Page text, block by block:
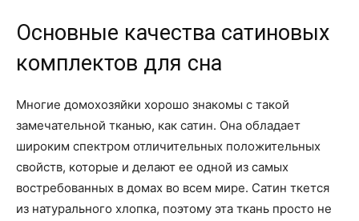
Основные качества сатиновых
комплектов для сна
Многие домохозяйки хорошо знакомы с такой
замечательной тканью, как сатин. Она обладает
широким спектром отличительных положительных
свойств, которые и делают ее одной из самых
востребованных в домах во всем мире. Сатин ткется
из натурального хлопка, поэтому эта ткань просто не